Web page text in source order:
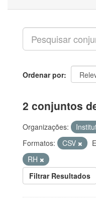
Ordenar por
2 conjuntos
Organizações:
Formatos:
CSV
RH
Filtrar Resultados